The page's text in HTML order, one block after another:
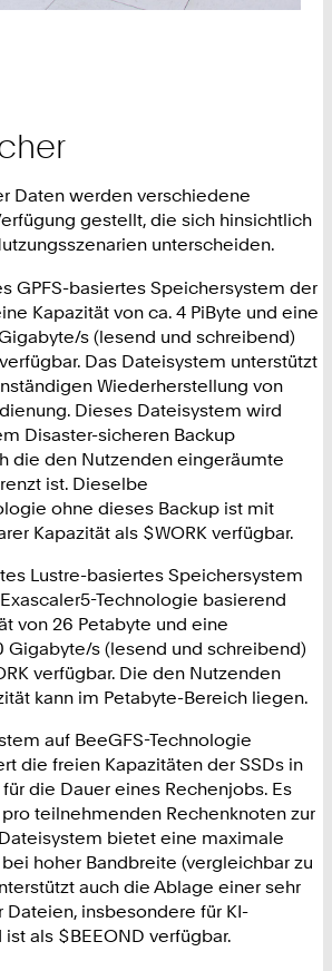
Daten werden verschiedene
gestellt, die sich hinsichtlich
unterscheiden.
GPFS-basiertes Speichersystem der
Kapazität von ca. 4 PiByte und eine
s (lesend und schreibend)
Das Dateisystem unterstützt
Wiederherstellung von
Dieses Dateisystem wird
Disaster-sicheren Backup
die den Nutzenden eingeräumte
ist. Dieselbe
ohne dieses Backup ist mit
Kapazität als $WORK verfügbar.
Lustre-basiertes Speichersystem
Technologie basierend
von 26 Petabyte und eine
Gigabyte/s (lesend und schreibend)
verfügbar. Die den Nutzenden
kann im Petabyte-Bereich liegen.
auf BeeGFS-Technologie
die freien Kapazitäten der SSDs in
die Dauer eines Rechenjobs. Es
teilnehmenden Rechenknoten zur
bietet eine maximale
hoher Bandbreite (vergleichbar zu
auch die Ablage einer sehr
Dateien, insbesondere für KI-
als $BEEOND verfügbar.